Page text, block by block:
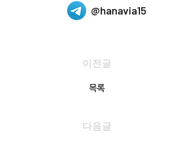
@hanavia15
이전글
목록
다음글